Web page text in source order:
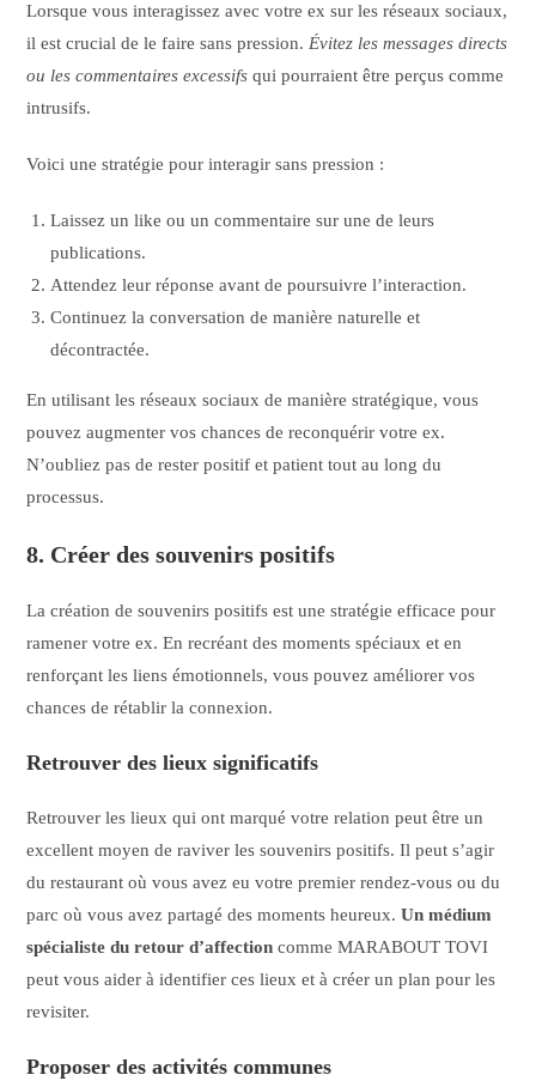
Lorsque vous interagissez avec votre ex sur les réseaux sociaux,
il est crucial de le faire sans pression. Évitez les messages directs
ou les commentaires excessifs qui pourraient être perçus comme
intrusifs.
Voici une stratégie pour interagir sans pression :
Laissez un like ou un commentaire sur une de leurs
publications.
Attendez leur réponse avant de poursuivre l’interaction.
Continuez la conversation de manière naturelle et
décontractée.
En utilisant les réseaux sociaux de manière stratégique, vous
pouvez augmenter vos chances de reconquérir votre ex.
N’oubliez pas de rester positif et patient tout au long du
processus.
8. Créer des souvenirs positifs
La création de souvenirs positifs est une stratégie efficace pour
ramener votre ex. En recréant des moments spéciaux et en
renforçant les liens émotionnels, vous pouvez améliorer vos
chances de rétablir la connexion.
Retrouver des lieux significatifs
Retrouver les lieux qui ont marqué votre relation peut être un
excellent moyen de raviver les souvenirs positifs. Il peut s’agir
du restaurant où vous avez eu votre premier rendez-vous ou du
parc où vous avez partagé des moments heureux.Un médium
spécialiste du retour d’affection comme MARABOUT TOVI
peut vous aider à identifier ces lieux et à créer un plan pour les
revisiter.
Proposer des activités communes